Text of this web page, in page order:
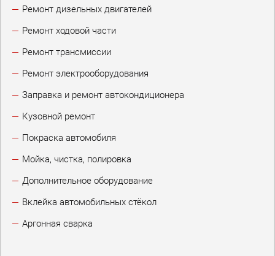
Ремонт дизельных двигателей
Ремонт ходовой части
Ремонт трансмиссии
Ремонт электрооборудования
Заправка и ремонт автокондиционера
Кузовной ремонт
Покраска автомобиля
Мойка, чистка, полировка
Дополнительное оборудование
Вклейка автомобильных стёкол
Аргонная сварка